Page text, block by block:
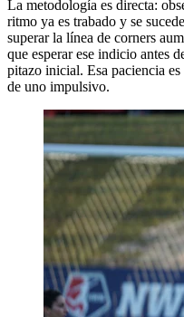
La metodología es directa:
ritmo ya es trabado y se
superar la línea de corners
que esperar ese indicio antes
pitazo inicial. Esa paciencia
de uno impulsivo.